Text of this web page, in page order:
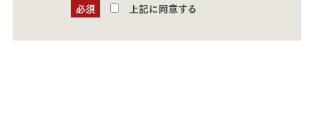
必須 上記に同意する